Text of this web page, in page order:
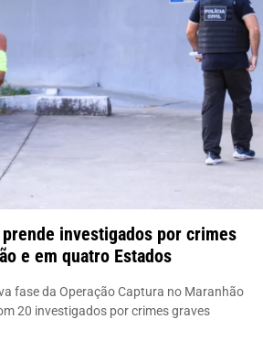
prende investigados por crimes
e em quatro Estados
fase da Operação Captura no Maranhão
20 investigados por crimes graves